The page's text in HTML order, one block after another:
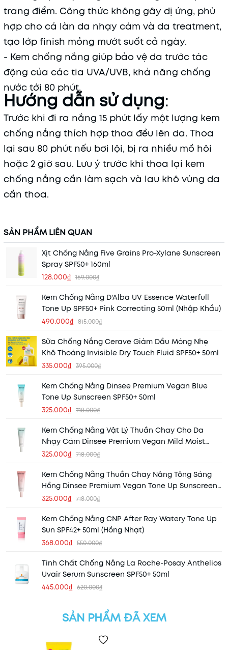
trang điểm. Công thức không gây dị ứng, phù
hợp cho cả làn da nhạy cảm và da treatment,
tạo lớp finish mỏng mướt suốt cả ngày.
- Kem chống nắng giúp bảo vệ da trước tác
động của các tia UVA/UVB, khả năng chống
nước tới 80 phút.
Hướng dẫn sử dụng:
Trước khi đi ra nắng 15 phút lấy một lượng kem
chống nắng thích hợp thoa đều lên da. Thoa
lại sau 80 phút nếu bơi lội, bị ra nhiều mồ hôi
hoặc 2 giờ sau. Lưu ý trước khi thoa lại kem
chống nắng cần làm sạch và lau khô vùng da
cần thoa.
SẢN PHẨM LIÊN QUAN
Xịt Chống Nắng Five Grains Pro-Xylane Sunscreen
Spray SPF50+ 160ml
128.000₫ 169.000₫
Kem Chống Nắng D'Alba UV Essence Waterfull
Tone Up SPF50+ Pink Correcting 50ml (Nhập Khẩu)
490.000₫ 815.000₫
Sữa Chống Nắng Cerave Giảm Dầu Mỏng Nhẹ
Khô Thoáng Invisible Dry Touch Fluid SPF50+ 50ml
335.000₫ 395.000₫
Kem Chống Nắng Dinsee Premium Vegan Blue
Tone Up Sunscreen SPF50+ 50ml
325.000₫ 718.000₫
Kem Chống Nắng Vật Lý Thuần Chay Cho Da
Nhạy Cảm Dinsee Premium Vegan Mild Moist
Sunscreen SPF50+ 50ml
325.000₫ 718.000₫
Kem Chống Nắng Thuần Chay Nâng Tông Sáng
Hồng Dinsee Premium Vegan Tone Up Sunscreen
SPF50+ 50ml
325.000₫ 718.000₫
Kem Chống Nắng CNP After Ray Watery Tone Up
Sun SPF42+ 50ml (Hồng Nhạt)
368.000₫ 550.000₫
Tinh Chất Chống Nắng La Roche-Posay Anthelios
Uvair Serum Sunscreen SPF50+ 50ml
445.000₫ 620.000₫
SẢN PHẨM ĐÃ XEM